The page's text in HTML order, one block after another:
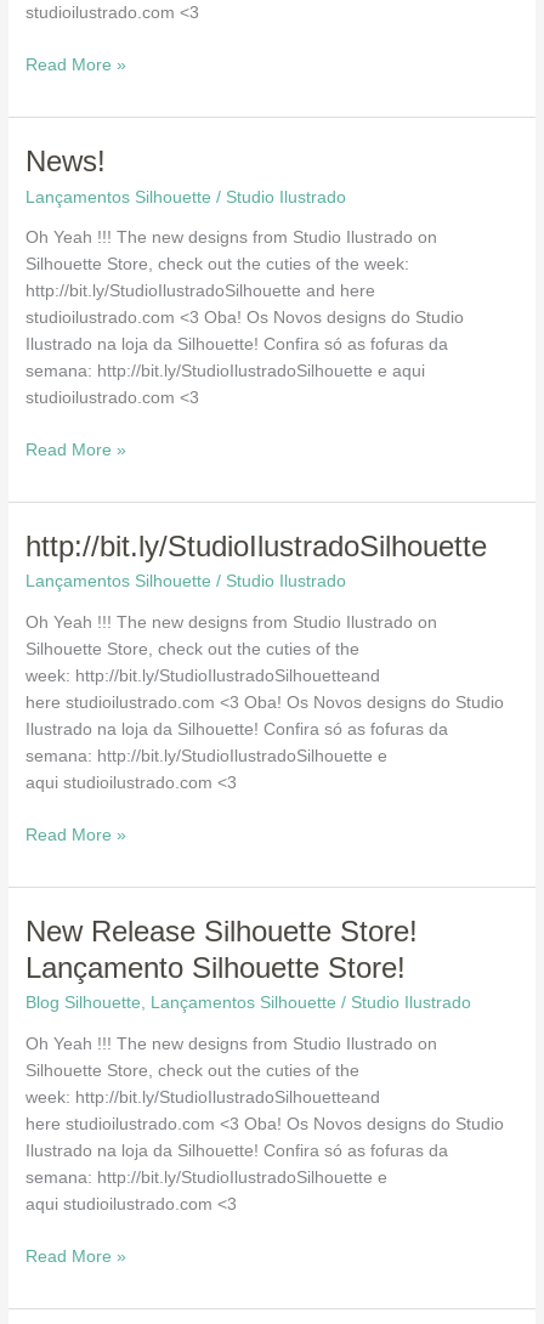
studioilustrado.com <3
Read More »
News!
Lançamentos Silhouette / Studio Ilustrado
Oh Yeah !!! The new designs from Studio Ilustrado on
Silhouette Store, check out the cuties of the week:
http://bit.ly/StudioIlustradoSilhouette and here
studioilustrado.com <3 Oba! Os Novos designs do Studio
Ilustrado na loja da Silhouette! Confira só as fofuras da
semana: http://bit.ly/StudioIlustradoSilhouette e aqui
studioilustrado.com <3
News!
Read More »
http://bit.ly/StudioIlustradoSilhouette
Lançamentos Silhouette / Studio Ilustrado
Oh Yeah !!! The new designs from Studio Ilustrado on
Silhouette Store, check out the cuties of the
week: http://bit.ly/StudioIlustradoSilhouetteand
here studioilustrado.com <3 Oba! Os Novos designs do Studio
Ilustrado na loja da Silhouette! Confira só as fofuras da
semana: http://bit.ly/StudioIlustradoSilhouette e
aqui studioilustrado.com <3
http://bit.ly/StudioIlustradoSilhouette
Read More »
New Release Silhouette Store!
Lançamento Silhouette Store!
Blog Silhouette, Lançamentos Silhouette / Studio Ilustrado
Oh Yeah !!! The new designs from Studio Ilustrado on
Silhouette Store, check out the cuties of the
week: http://bit.ly/StudioIlustradoSilhouetteand
here studioilustrado.com <3 Oba! Os Novos designs do Studio
Ilustrado na loja da Silhouette! Confira só as fofuras da
semana: http://bit.ly/StudioIlustradoSilhouette e
aqui studioilustrado.com <3
New
Silhouette
Store!
Read More »